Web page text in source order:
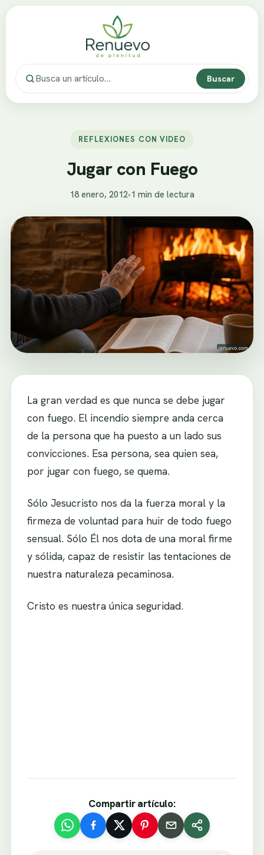
Buscar
REFLEXIONES CON VIDEO
Jugar con Fuego
18 enero, 2012•1 min de lectura
La gran verdad es que nunca se debe jugar
con fuego. El incendio siempre anda cerca
de la persona que ha puesto a un lado sus
convicciones. Esa persona, sea quien sea,
por jugar con fuego, se quema.
Sólo Jesucristo nos da la fuerza moral y la
firmeza de voluntad para huir de todo fuego
sensual. Sólo Él nos dota de una moral firme
y sólida, capaz de resistir las tentaciones de
nuestra naturaleza pecaminosa.
Cristo es nuestra única seguridad.
Compartir artículo: